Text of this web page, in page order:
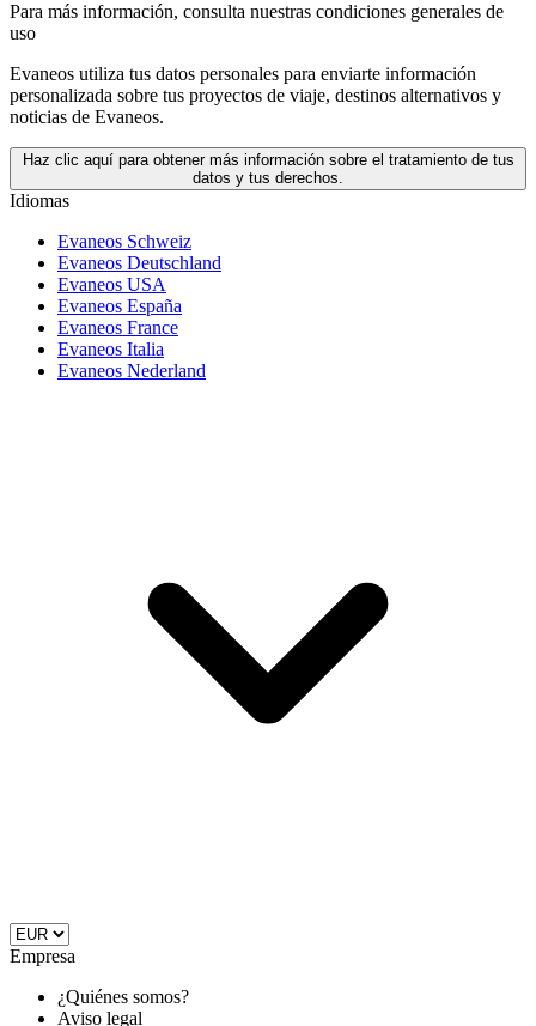
Para más información, consulta nuestras condiciones generales de
uso
Evaneos utiliza tus datos personales para enviarte información
personalizada sobre tus proyectos de viaje, destinos alternativos y
noticias de Evaneos.
Haz clic aquí para obtener más información sobre el tratamiento de tus
datos y tus derechos.
Idiomas
Evaneos Schweiz
Evaneos Deutschland
Evaneos USA
Evaneos España
Evaneos France
Evaneos Italia
Evaneos Nederland
Empresa
¿Quiénes somos?
Aviso legal